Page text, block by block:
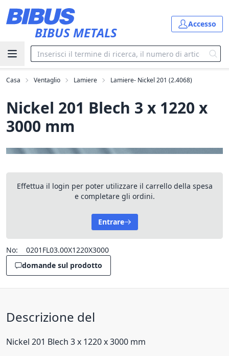
BIBUS METALS
Accesso
Casa Ventaglio Lamiere Lamiere- Nickel 201 (2.4068)
Nickel 201 Blech 3 x 1220 x
3000 mm
Effettua il login per poter utilizzare il carrello della spesa
e completare gli ordini.
Entrare
No:
0201FL03.00X1220X3000
domande sul prodotto
Descrizione del
Nickel 201 Blech 3 x 1220 x 3000 mm